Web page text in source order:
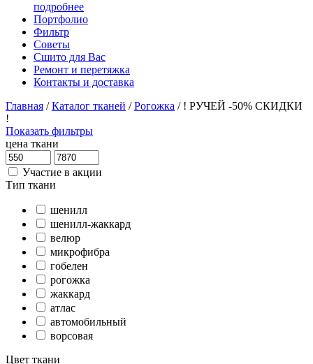
подробнее
Портфолио
Фильтр
Советы
Сшито для Вас
Ремонт и перетяжка
Контакты и доставка
Главная / Каталог тканей / Рогожка / ! РУЧЕЙ -50% СКИДКИ
!
Показать фильтры
цена ткани
Участие в акции
Тип ткани
шенилл
шенилл-жаккард
велюр
микрофибра
гобелен
рогожка
жаккард
атлас
автомобильный
ворсовая
Цвет ткани